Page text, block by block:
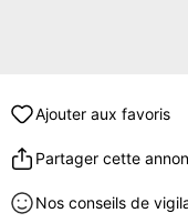
Ajouter aux favoris
Partager cette
Nos conseils de